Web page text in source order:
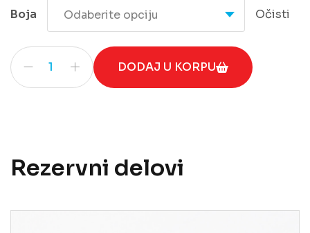
Boja Očisti
3M™ Littmann® Classic III™ količina
DODAJ U KORPU
Rezervni delovi